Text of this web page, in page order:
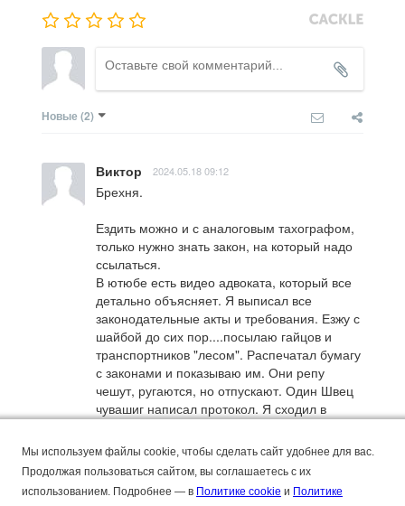
Новые (2)
Виктор 2024.05.18 09:12
Брехня.
Ездить можно и с аналоговым тахографом,
только нужно знать закон, на который надо
ссылаться.
В ютюбе есть видео адвоката, который все
детально объясняет. Я выписал все
законодательные акты и требования. Езжу с
шайбой до сих пор....посылаю гайцов и
транспортников "лесом". Распечатал бумагу
с законами и показываю им. Они репу
чешут, ругаются, но отпускают. Один Швец
чувашиг написал протокол. Я сходил в
протокол отменили.
В ютюбе это видео называется
"Тахографы с 1 января 2021 года -
Мы используем файлы cookie, чтобы сделать сайт удобнее для вас.
Продолжая пользоваться сайтом, вы соглашаетесь с их
использованием. Подробнее — в Политике cookie и Политике